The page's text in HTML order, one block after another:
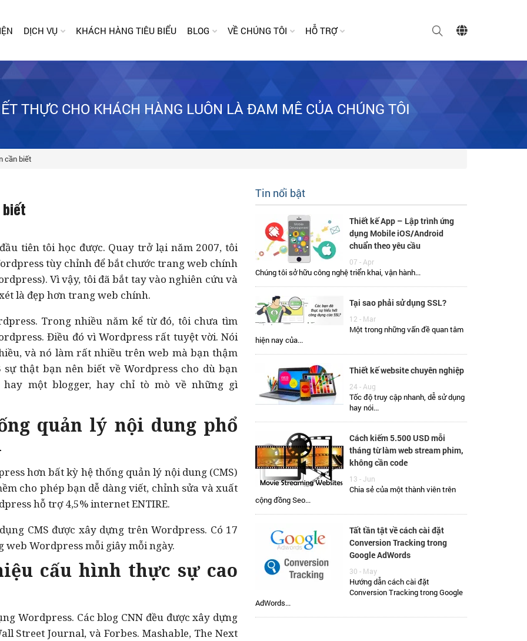
DỊCH VỤ KHÁCH HÀNG TIÊU BIỂU BLOG VỀ CHÚNG TÔI HỖ TRỢ
THỰC CHO KHÁCH HÀNG LUÔN LÀ ĐAM MÊ CỦA CHÚNG TÔI
cần biết
tiên tôi học được. Quay trở lại năm 2007, tôi
tùy chỉnh để bắt chước trang web chính
Vì vậy, tôi đã bắt tay vào nghiên cứu và
là đẹp hơn trang web chính.
Trong nhiều năm kể từ đó, tôi chưa tìm
Điều đó vì Wordpress rất tuyệt vời. Nói
và nó làm rất nhiều trên web mà bạn thậm
thật bạn nên biết về Wordpress cho dù bạn
một blogger, hay chỉ tò mò về những gì
quản lý nội dung phổ
hơn bất kỳ hệ thống quản lý nội dung (CMS)
cho phép bạn dễ dàng viết, chỉnh sửa và xuất
hỗ trợ 4,5% internet ENTIRE.
CMS được xây dựng trên Wordpress. Có 17
Wordpress mỗi giây mỗi ngày.
cấu hình thực sự cao
Wordpress. Các blog CNN đều được xây dựng
Street Journal, và Forbes. Mashable, The Next
Tin nổi bật
Thiết kế App – Lập trình ứng
dụng Mobile iOS/Android
chuẩn theo yêu cầu
07 - Apr
Chúng tôi sở hữu công nghệ triển khai, vận hành...
Tại sao phải sử dụng SSL?
12 - Mar
Một trong những vấn đề quan tâm
hiện nay của...
Thiết kế website chuyên nghiệp
24 - Aug
Tốc độ truy cập nhanh, dễ sử dụng
hay nói...
Cách kiếm 5.500 USD mỗi
tháng từ làm web stream phim,
không cần code
13 - Jun
Chia sẻ của một thành viên trên
cộng đồng Seo...
Tất tần tật về cách cài đặt
Conversion Tracking trong
Google AdWords
30 - May
Hướng dẫn cách cài đặt
Conversion Tracking trong Google
AdWords...